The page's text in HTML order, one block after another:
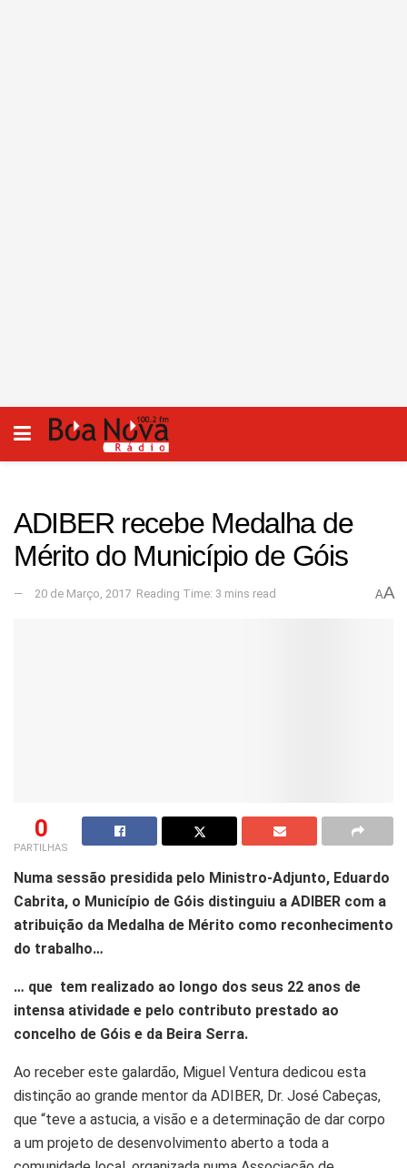
ADIBER recebe Medalha de
Mérito do Município de Góis
20 de Março, 2017 Reading Time: 3 mins read AA
0
PARTILHAS
Numa sessão presidida pelo Ministro-Adjunto, Eduardo
Cabrita, o Município de Góis distinguiu a ADIBER com a
atribuição da Medalha de Mérito como reconhecimento
do trabalho…
… que tem realizado ao longo dos seus 22 anos de
intensa atividade e pelo contributo prestado ao
concelho de Góis e da Beira Serra.
Ao receber este galardão, Miguel Ventura dedicou esta
distinção ao grande mentor da ADIBER, Dr. José Cabeças,
que “teve a astucia, a visão e a determinação de dar corpo
a um projeto de desenvolvimento aberto a toda a